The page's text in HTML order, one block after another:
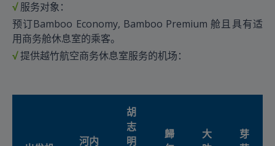
√服务对象：
预订Bamboo Economy, Bamboo Premium 舱且具有适
用商务舱休息室的乘客。
√提供越竹航空商务休息室服务的机场：
河内
胡
志
明
歸
大
芽